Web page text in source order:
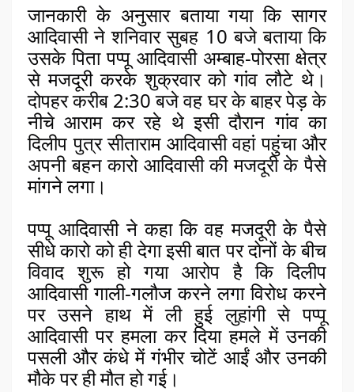
जानकारी के अनुसार बताया गया कि सागर
आदिवासी ने शनिवार सुबह 10 बजे बताया कि
उसके पिता पप्पू आदिवासी अम्बाह-पोरसा क्षेत्र
से मजदूरी करके शुक्रवार को गांव लौटे थे।
दोपहर करीब 2:30 बजे वह घर के बाहर पेड़ के
नीचे आराम कर रहे थे इसी दौरान गांव का
दिलीप पुत्र सीताराम आदिवासी वहां पहुंचा और
अपनी बहन कारो आदिवासी की मजदूरी के पैसे
मांगने लगा।
पप्पू आदिवासी ने कहा कि वह मजदूरी के पैसे
सीधे कारो को ही देगा इसी बात पर दोनों के बीच
विवाद शुरू हो गया आरोप है कि दिलीप
आदिवासी गाली-गलौज करने लगा विरोध करने
पर उसने हाथ में ली हुई लुहांगी से पप्पू
आदिवासी पर हमला कर दिया हमले में उनकी
पसली और कंधे में गंभीर चोटें आईं और उनकी
मौके पर ही मौत हो गई।